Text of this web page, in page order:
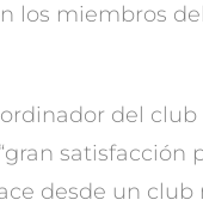
los miembros
del
satisfacción
desde un